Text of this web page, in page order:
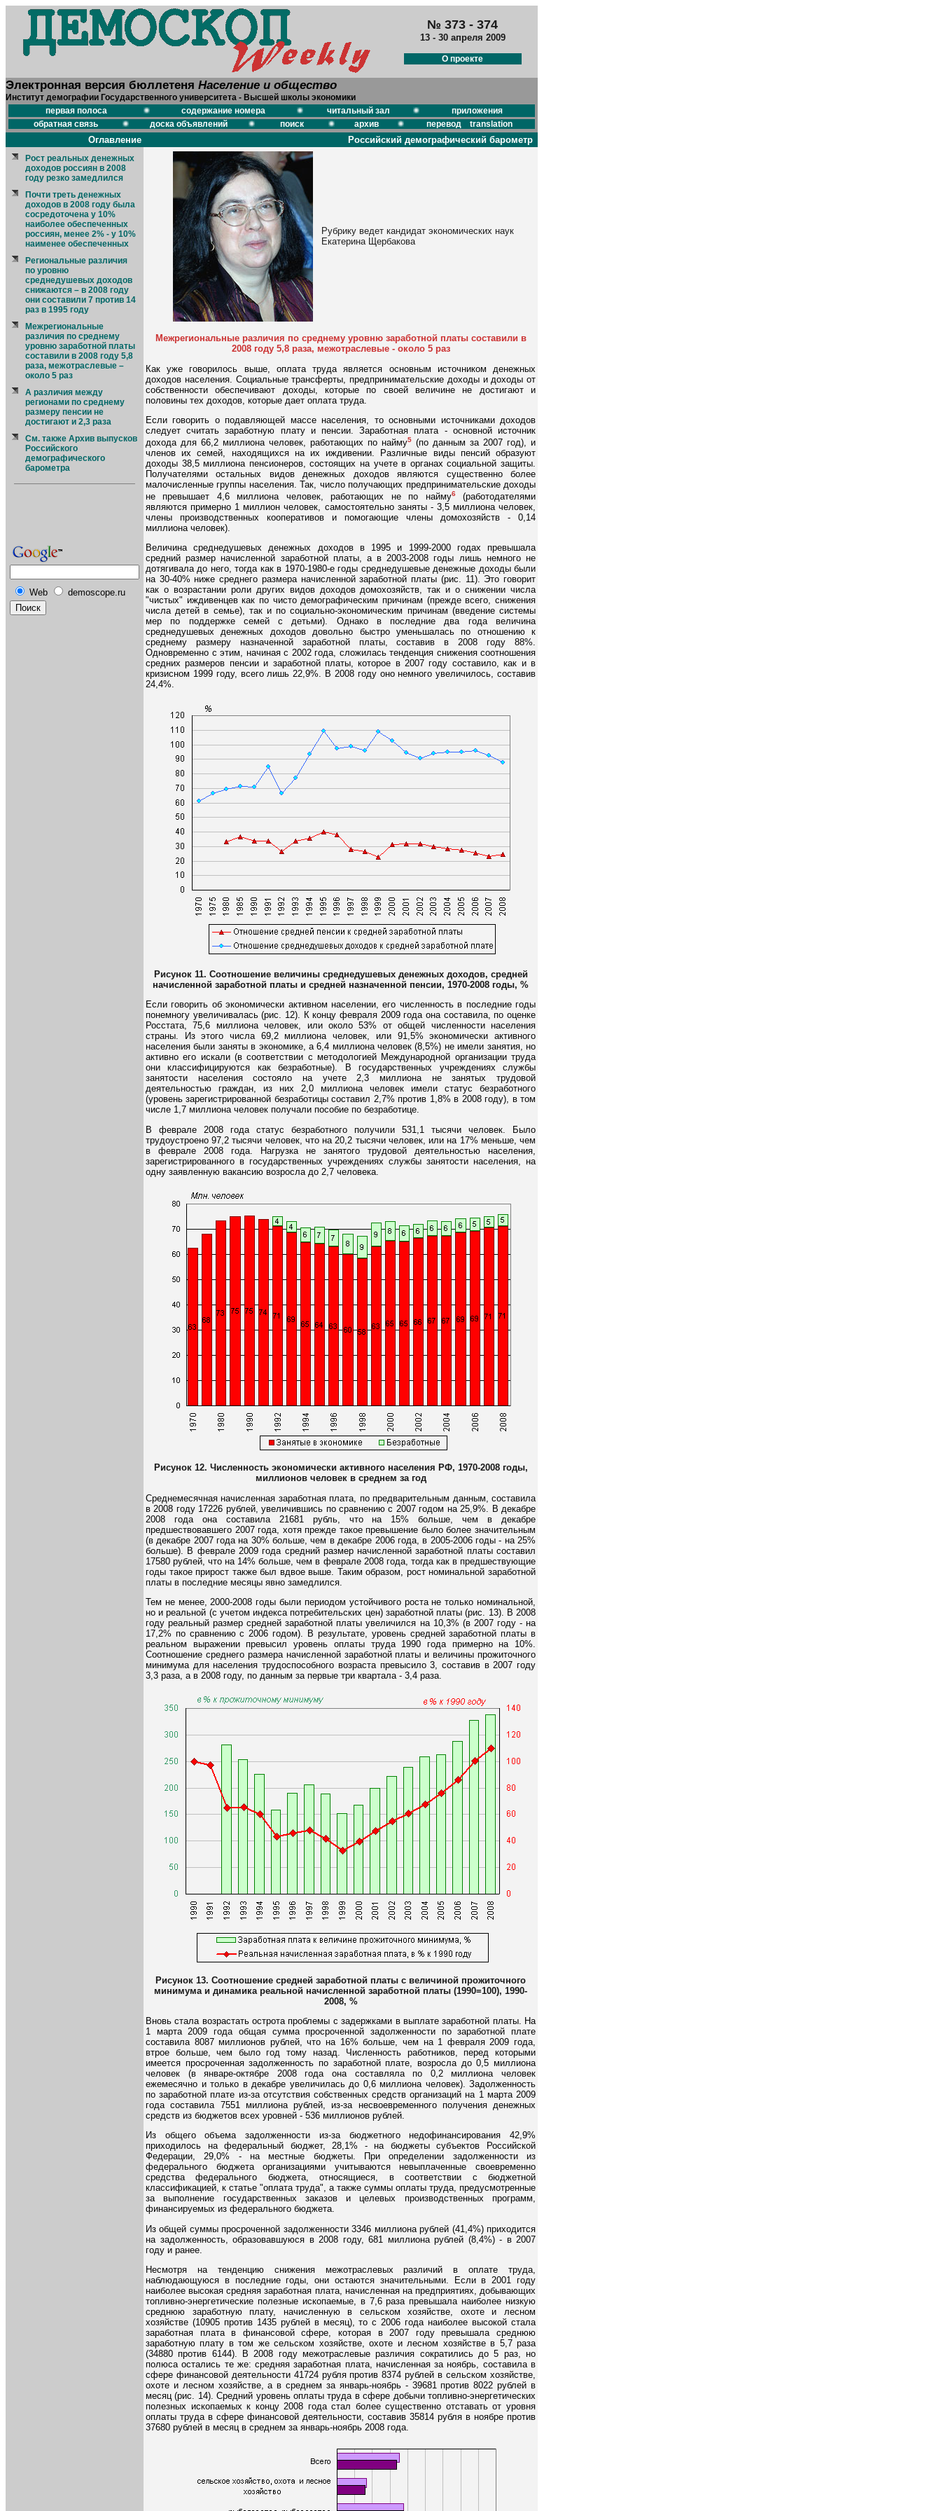
№ 373 - 374
13 - 30 апреля 2009
О проекте
Электронная версия бюллетеня Население и общество
Институт демографии Государственного университета - Высшей школы экономики
первая полоса
содержание номера читальный зал
приложения
обратная связь
доска объявлений поиск архив перевод translation
Оглавление Российский демографический барометр
Рост реальных денежных
доходов россиян в 2008
году резко замедлился
Почти треть денежных
доходов в 2008 году была
сосредоточена у 10%
наиболее обеспеченных
россиян, менее 2% - у 10%
наименее обеспеченных
Региональные различия
по уровню
среднедушевых доходов
снижаются – в 2008 году
они составили 7 против 14
раз в 1995 году
Межрегиональные
различия по среднему
уровню заработной платы
составили в 2008 году 5,8
раза, межотраслевые –
около 5 раз
А различия между
регионами по среднему
размеру пенсии не
достигают и 2,3 раза
См. также Архив выпусков
Российского
демографического
барометра
Web demoscope.ru
Рубрику ведет кандидат экономических наук
Екатерина Щербакова
Межрегиональные различия по среднему уровню заработной платы составили в
2008 году 5,8 раза, межотраслевые - около 5 раз
Как уже говорилось выше, оплата труда является основным источником денежных
доходов населения. Социальные трансферты, предпринимательские доходы и доходы от
собственности обеспечивают доходы, которые по своей величине не достигают и
половины тех доходов, которые дает оплата труда.
Если говорить о подавляющей массе населения, то основными источниками доходов
следует считать заработную плату и пенсии. Заработная плата - основной источник
дохода для 66,2 миллиона человек, работающих по найму5 (по данным за 2007 год), и
членов их семей, находящихся на их иждивении. Различные виды пенсий образуют
доходы 38,5 миллиона пенсионеров, состоящих на учете в органах социальной защиты.
Получателями остальных видов денежных доходов являются существенно более
малочисленные группы населения. Так, число получающих предпринимательские доходы
не превышает 4,6 миллиона человек, работающих не по найму6(работодателями
являются примерно 1 миллион человек, самостоятельно заняты - 3,5 миллиона человек,
члены производственных кооперативов и помогающие члены домохозяйств - 0,14
миллиона человек).
Величина среднедушевых денежных доходов в 1995 и 1999-2000 годах превышала
средний размер начисленной заработной платы, а в 2003-2008 годы лишь немного не
дотягивала до него, тогда как в 1970-1980-е годы среднедушевые денежные доходы были
на 30-40% ниже среднего размера начисленной заработной платы (рис. 11). Это говорит
как о возрастании роли других видов доходов домохозяйств, так и о снижении числа
"чистых" иждивенцев как по чисто демографическим причинам (прежде всего, снижения
числа детей в семье), так и по социально-экономическим причинам (введение системы
мер по поддержке семей с детьми). Однако в последние два года величина
среднедушевых денежных доходов довольно быстро уменьшалась по отношению к
среднему размеру назначенной заработной платы, составив в 2008 году 88%.
Одновременно с этим, начиная с 2002 года, сложилась тенденция снижения соотношения
средних размеров пенсии и заработной платы, которое в 2007 году составило, как и в
кризисном 1999 году, всего лишь 22,9%. В 2008 году оно немного увеличилось, составив
24,4%.
Рисунок 11. Соотношение величины среднедушевых денежных доходов, средней
начисленной заработной платы и средней назначенной пенсии, 1970-2008 годы, %
Если говорить об экономически активном населении, его численность в последние годы
понемногу увеличивалась (рис. 12). К концу февраля 2009 года она составила, по оценке
Росстата, 75,6 миллиона человек, или около 53% от общей численности населения
страны. Из этого числа 69,2 миллиона человек, или 91,5% экономически активного
населения были заняты в экономике, а 6,4 миллиона человек (8,5%) не имели занятия, но
активно его искали (в соответствии с методологией Международной организации труда
они классифицируются как безработные). В государственных учреждениях службы
занятости населения состояло на учете 2,3 миллиона не занятых трудовой
деятельностью граждан, из них 2,0 миллиона человек имели статус безработного
(уровень зарегистрированной безработицы составил 2,7% против 1,8% в 2008 году), в том
числе 1,7 миллиона человек получали пособие по безработице.
В феврале 2008 года статус безработного получили 531,1 тысячи человек. Было
трудоустроено 97,2 тысячи человек, что на 20,2 тысячи человек, или на 17% меньше, чем
в феврале 2008 года. Нагрузка не занятого трудовой деятельностью населения,
зарегистрированного в государственных учреждениях службы занятости населения, на
одну заявленную вакансию возросла до 2,7 человека.
Рисунок 12. Численность экономически активного населения РФ, 1970-2008 годы,
миллионов человек в среднем за год
Среднемесячная начисленная заработная плата, по предварительным данным, составила
в 2008 году 17226 рублей, увеличившись по сравнению с 2007 годом на 25,9%. В декабре
2008 года она составила 21681 рубль, что на 15% больше, чем в декабре
предшествовавшего 2007 года, хотя прежде такое превышение было более значительным
(в декабре 2007 года на 30% больше, чем в декабре 2006 года, в 2005-2006 годы - на 25%
больше). В феврале 2009 года средний размер начисленной заработной платы составил
17580 рублей, что на 14% больше, чем в феврале 2008 года, тогда как в предшествующие
годы такое прирост также был вдвое выше. Таким образом, рост номинальной заработной
платы в последние месяцы явно замедлился.
Тем не менее, 2000-2008 годы были периодом устойчивого роста не только номинальной,
но и реальной (с учетом индекса потребительских цен) заработной платы (рис. 13). В 2008
году реальный размер средней заработной платы увеличился на 10,3% (в 2007 году - на
17,2% по сравнению с 2006 годом). В результате, уровень средней заработной платы в
реальном выражении превысил уровень оплаты труда 1990 года примерно на 10%.
Соотношение среднего размера начисленной заработной платы и величины прожиточного
минимума для населения трудоспособного возраста превысило 3, составив в 2007 году
3,3 раза, а в 2008 году, по данным за первые три квартала - 3,4 раза.
Рисунок 13. Соотношение средней заработной платы с величиной прожиточного
минимума и динамика реальной начисленной заработной платы (1990=100), 1990-
2008, %
Вновь стала возрастать острота проблемы с задержками в выплате заработной платы. На
1 марта 2009 года общая сумма просроченной задолженности по заработной плате
составила 8087 миллионов рублей, что на 16% больше, чем на 1 февраля 2009 года,
втрое больше, чем было год тому назад. Численность работников, перед которыми
имеется просроченная задолженность по заработной плате, возросла до 0,5 миллиона
человек (в январе-октябре 2008 года она составляла по 0,2 миллиона человек
ежемесячно и только в декабре увеличилась до 0,6 миллиона человек). Задолженность
по заработной плате из-за отсутствия собственных средств организаций на 1 марта 2009
года составила 7551 миллиона рублей, из-за несвоевременного получения денежных
средств из бюджетов всех уровней - 536 миллионов рублей.
Из общего объема задолженности из-за бюджетного недофинансирования 42,9%
приходилось на федеральный бюджет, 28,1% - на бюджеты субъектов Российской
Федерации, 29,0% - на местные бюджеты. При определении задолженности из
федерального бюджета организациями учитываются невыплаченные своевременно
средства федерального бюджета, относящиеся, в соответствии с бюджетной
классификацией, к статье "оплата труда", а также суммы оплаты труда, предусмотренные
за выполнение государственных заказов и целевых производственных программ,
финансируемых из федерального бюджета.
Из общей суммы просроченной задолженности 3346 миллиона рублей (41,4%) приходится
на задолженность, образовавшуюся в 2008 году, 681 миллиона рублей (8,4%) - в 2007
году и ранее.
Несмотря на тенденцию снижения межотраслевых различий в оплате труда,
наблюдающуюся в последние годы, они остаются значительными. Если в 2001 году
наиболее высокая средняя заработная плата, начисленная на предприятиях, добывающих
топливно-энергетические полезные ископаемые, в 7,6 раза превышала наиболее низкую
среднюю заработную плату, начисленную в сельском хозяйстве, охоте и лесном
хозяйстве (10905 против 1435 рублей в месяц), то с 2006 года наиболее высокой стала
заработная плата в финансовой сфере, которая в 2007 году превышала среднюю
заработную плату в том же сельском хозяйстве, охоте и лесном хозяйстве в 5,7 раза
(34880 против 6144). В 2008 году межотраслевые различия сократились до 5 раз, но
полюса остались те же: средняя заработная плата, начисленная за ноябрь, составила в
сфере финансовой деятельности 41724 рубля против 8374 рублей в сельском хозяйстве,
охоте и лесном хозяйстве, а в среднем за январь-ноябрь - 39681 против 8022 рублей в
месяц (рис. 14). Средний уровень оплаты труда в сфере добычи топливно-энергетических
полезных ископаемых к концу 2008 года стал более существенно отставать от уровня
оплаты труда в сфере финансовой деятельности, составив 35814 рубля в ноябре против
37680 рублей в месяц в среднем за январь-ноябрь 2008 года.